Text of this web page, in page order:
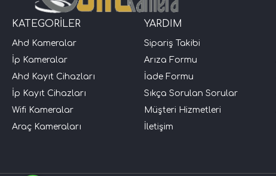
KATEGORİLER
Ahd Kameralar
İp Kameralar
Ahd Kayıt Cihazları
İp Kayıt Cihazları
Wifi Kameralar
Araç Kameraları
YARDIM
Sipariş Takibi
Arıza Formu
İade Formu
Sıkça Sorulan Sorular
Müşteri Hizmetleri
İletişim